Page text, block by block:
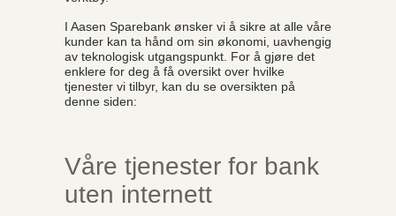
I Aasen Sparebank ønsker vi å sikre at alle våre
kunder kan ta hånd om sin økonomi, uavhengig
av teknologisk utgangspunkt. For å gjøre det
enklere for deg å få oversikt over hvilke
tjenester vi tilbyr, kan du se oversikten på
denne siden:
Våre tjenester for bank
uten internett